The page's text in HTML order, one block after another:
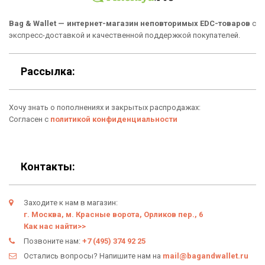
Условия возврата
Оферта
Политика конфиденциальности
Личный кабинет
Bag & Wallet — интернет-магазин неповторимых EDC-товаров с
экспресс-доставкой и качественной поддержкой покупателей.
Рассылка:
Хочу знать о пополнениях и закрытых распродажах:
Согласен с политикой конфиденциальности
Контакты:
Заходите к нам в магазин:
г. Москва, м. Красные ворота, Орликов пер., 6
Как нас найти>>
Позвоните нам: +7 (495) 374 92 25
Остались вопросы? Напишите нам на mail@bagandwallet.ru